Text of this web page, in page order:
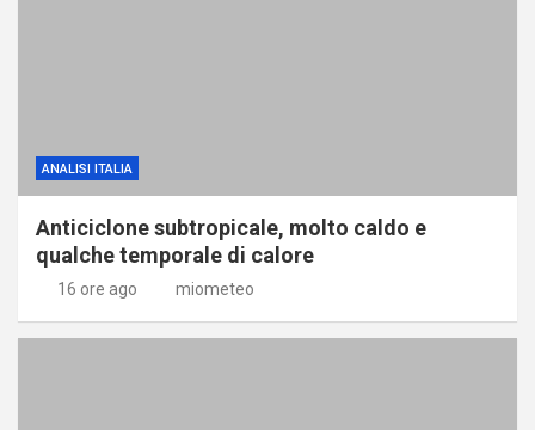
ANALISI ITALIA
Anticiclone subtropicale, molto caldo e
qualche temporale di calore
16 ore ago miometeo